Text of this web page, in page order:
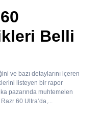
Belli
ve bazı detaylarını içeren
listeyen bir rapor
pazarında muhtemelen
60 Ultra‘da,...